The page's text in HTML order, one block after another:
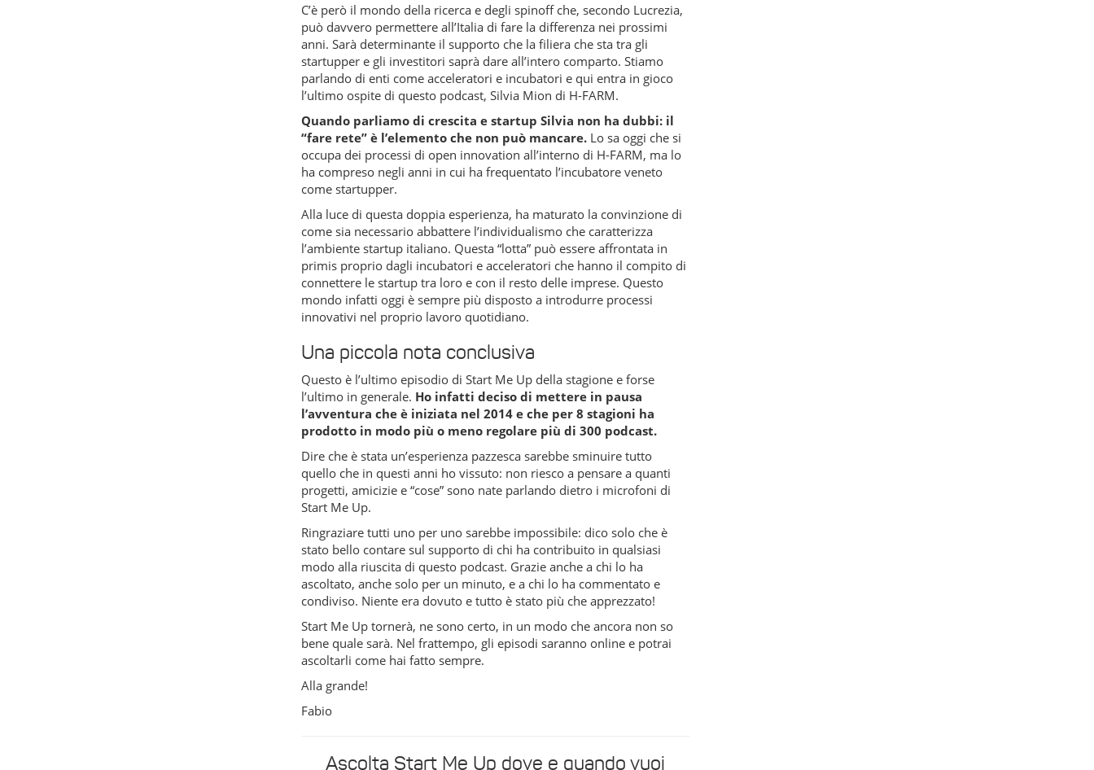
C’è però il mondo della ricerca e degli spinoff che, secondo Lucrezia,
può davvero permettere all’Italia di fare la differenza nei prossimi
anni. Sarà determinante il supporto che la filiera che sta tra gli
startupper e gli investitori saprà dare all’intero comparto. Stiamo
parlando di enti come acceleratori e incubatori e qui entra in gioco
l’ultimo ospite di questo podcast, Silvia Mion di H-FARM.
Quando parliamo di crescita e startup Silvia non ha dubbi: il
“fare rete” è l’elemento che non può mancare. Lo sa oggi che si
occupa dei processi di open innovation all’interno di H-FARM, ma lo
ha compreso negli anni in cui ha frequentato l’incubatore veneto
come startupper.
Alla luce di questa doppia esperienza, ha maturato la convinzione di
come sia necessario abbattere l’individualismo che caratterizza
l’ambiente startup italiano. Questa “lotta” può essere affrontata in
primis proprio dagli incubatori e acceleratori che hanno il compito di
connettere le startup tra loro e con il resto delle imprese. Questo
mondo infatti oggi è sempre più disposto a introdurre processi
innovativi nel proprio lavoro quotidiano.
Una piccola nota conclusiva
Questo è l’ultimo episodio di Start Me Up della stagione e forse
l’ultimo in generale. Ho infatti deciso di mettere in pausa
l’avventura che è iniziata nel 2014 e che per 8 stagioni ha
prodotto in modo più o meno regolare più di 300 podcast.
Dire che è stata un’esperienza pazzesca sarebbe sminuire tutto
quello che in questi anni ho vissuto: non riesco a pensare a quanti
progetti, amicizie e “cose” sono nate parlando dietro i microfoni di
Start Me Up.
Ringraziare tutti uno per uno sarebbe impossibile: dico solo che è
stato bello contare sul supporto di chi ha contribuito in qualsiasi
modo alla riuscita di questo podcast. Grazie anche a chi lo ha
ascoltato, anche solo per un minuto, e a chi lo ha commentato e
condiviso. Niente era dovuto e tutto è stato più che apprezzato!
Start Me Up tornerà, ne sono certo, in un modo che ancora non so
bene quale sarà. Nel frattempo, gli episodi saranno online e potrai
ascoltarli come hai fatto sempre.
Alla grande!
Fabio
Ascolta Start Me Up dove e quando vuoi